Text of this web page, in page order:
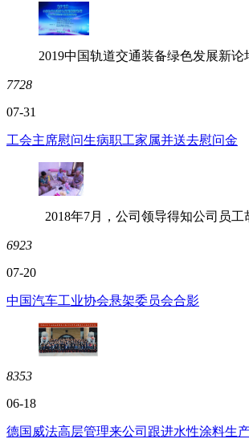
2019中国轨道交通装备绿色发展新
7728
07-31
工会主席慰问生病职工家属并送去慰问金
2018年7月，公司领导得知公司员
6923
07-20
中国汽车工业协会悬架委员会合影
8353
06-18
德国威法高层管理来公司跟进水性涂料生